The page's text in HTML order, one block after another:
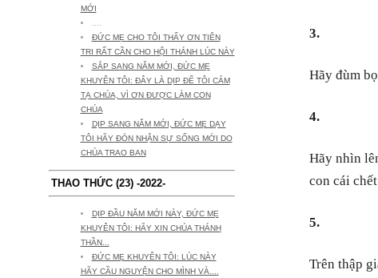
MỚI
ĐỨC MẸ CHO TÔI THẤY ƠN TIÊN
TRI RẤT CẦN CHO HỘI THÁNH LÚC NÀY
SẮP SANG NĂM MỚI, ĐỨC MẸ
KHUYÊN TÔI: ĐÂY LÀ DỊP ĐỂ TÔI CẢM
TẠ CHÚA, VÌ ƠN ĐƯỢC LÀM CON
CHÚA
DỊP SANG NĂM MỚI, ĐỨC MẸ DẠY
TÔI HÃY ĐÓN NHẬN SỰ SỐNG MỚI DO
CHÚA TRAO BAN
THAO THỨC (23) -2022-
DỊP ĐẦU NĂM MỚI NÀY, ĐỨC MẸ
KHUYÊN TÔI: HÃY XIN CHÚA THÁNH
THẦN...
ĐỨC MẸ KHUYÊN TÔI: LÚC NÀY
HÃY CẦU NGUYỆN CHO MÌNH VÀ....
3.
Hãy đùm
4.
Hãy nhìn
con cái
5.
Trên thập